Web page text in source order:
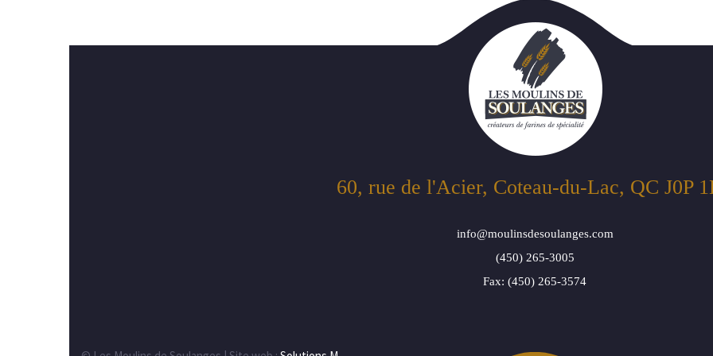
60, rue de l'Acier, Coteau-du-Lac, QC J0P
info@moulinsdesoulanges.com
(450) 265-3005
Fax: (450) 265-3574